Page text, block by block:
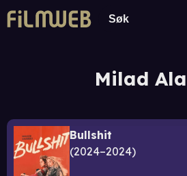
Milad
Bullshit
2024–2024